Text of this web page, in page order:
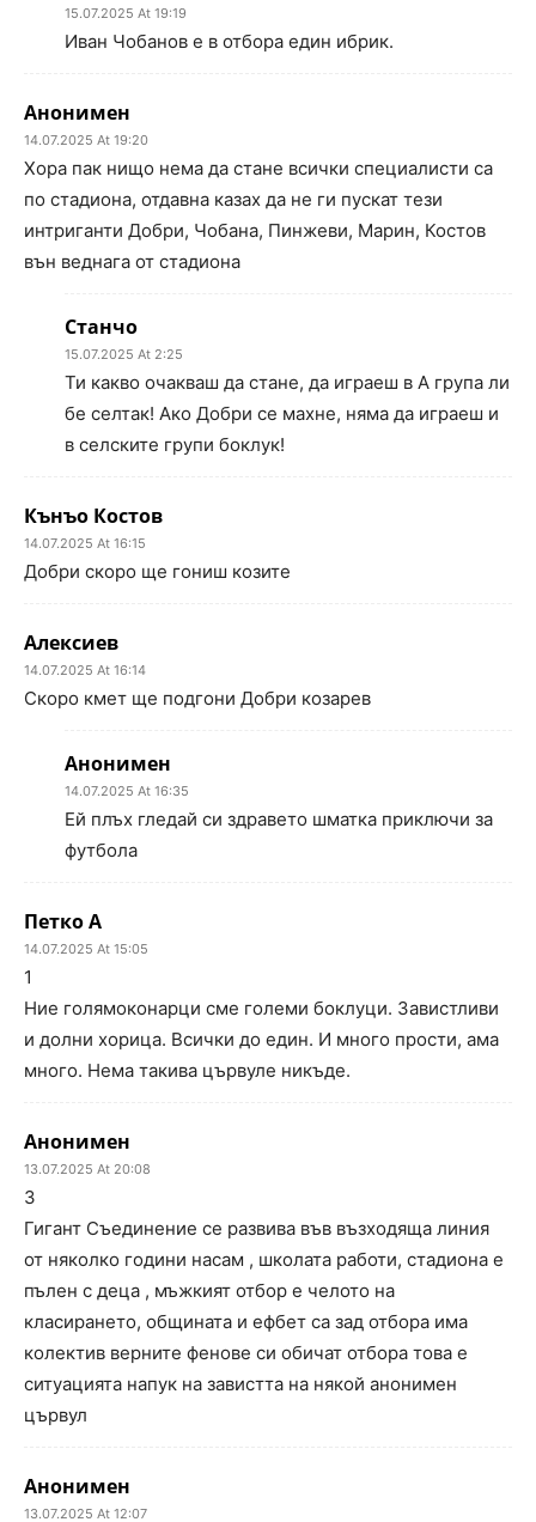
15.07.2025 At 19:19
Иван Чобанов е в отбора един ибрик.
Анонимен
14.07.2025 At 19:20
Хора пак нищо нема да стане всички специалисти са
по стадиона, отдавна казах да не ги пускат тези
интриганти Добри, Чобана, Пинжеви, Марин, Костов
вън веднага от стадиона
Станчо
15.07.2025 At 2:25
Ти какво очакваш да стане, да играеш в А група ли
бе селтак! Ако Добри се махне, няма да играеш и
в селските групи боклук!
Кънъо Костов
14.07.2025 At 16:15
Добри скоро ще гониш козите
Алексиев
14.07.2025 At 16:14
Скоро кмет ще подгони Добри козарев
Анонимен
14.07.2025 At 16:35
Ей плъх гледай си здравето шматка приключи за
футбола
Петко А
14.07.2025 At 15:05
1
Ние голямоконарци сме големи боклуци. Завистливи
и долни хорица. Всички до един. И много прости, ама
много. Нема такива цървуле никъде.
Анонимен
13.07.2025 At 20:08
3
Гигант Съединение се развива във възходяща линия
от няколко години насам , школата работи, стадиона е
пълен с деца , мъжкият отбор е челото на
класирането, общината и ефбет са зад отбора има
колектив верните фенове си обичат отбора това е
ситуацията напук на завистта на някой анонимен
цървул
Анонимен
13.07.2025 At 12:07